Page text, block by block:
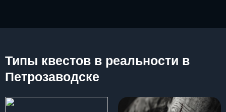
Типы квестов в реальности в
Петрозаводске